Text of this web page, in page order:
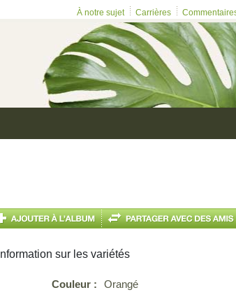
À notre sujet Carrières
Information sur les variétés
Couleur : Orangé